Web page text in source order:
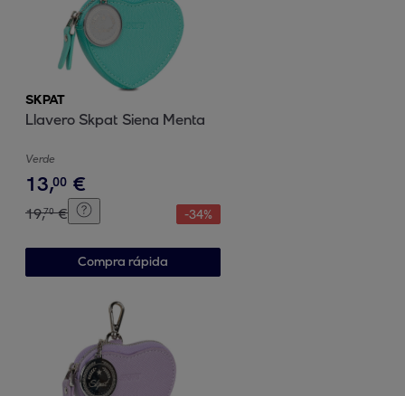
SKPAT
Llavero Skpat Siena Menta
Verde
13,00 €
19,70 € -34%
Compra rápida